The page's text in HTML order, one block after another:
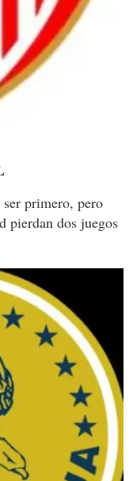
primero, pero
pierdan dos juegos